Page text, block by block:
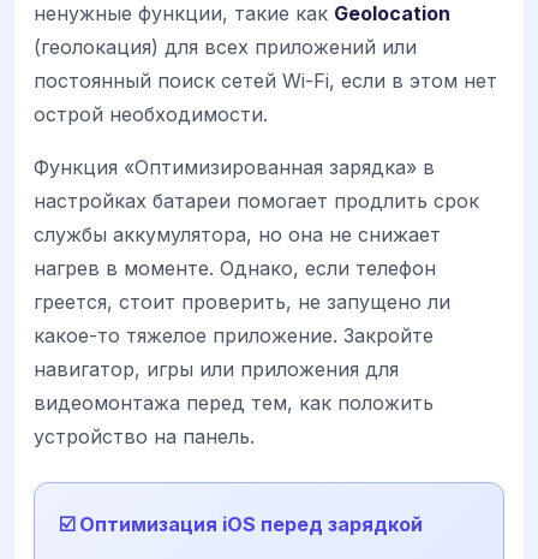
ненужные функции, такие как Geolocation
(геолокация) для всех приложений или
постоянный поиск сетей Wi-Fi, если в этом нет
острой необходимости.
Функция «Оптимизированная зарядка» в
настройках батареи помогает продлить срок
службы аккумулятора, но она не снижает
нагрев в моменте. Однако, если телефон
греется, стоит проверить, не запущено ли
какое-то тяжелое приложение. Закройте
навигатор, игры или приложения для
видеомонтажа перед тем, как положить
устройство на панель.
☑️ Оптимизация iOS перед зарядкой